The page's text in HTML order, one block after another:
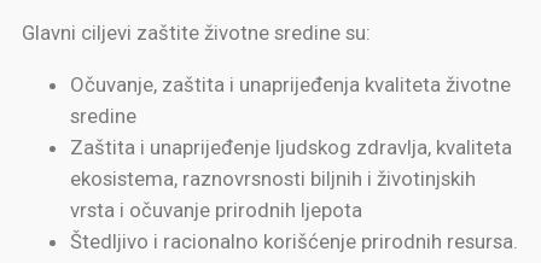
Glavni ciljevi zaštite životne sredine su:
Očuvanje, zaštita i unaprijeđenja kvaliteta životne
sredine
Zaštita i unaprijeđenje ljudskog zdravlja, kvaliteta
ekosistema, raznovrsnosti biljnih i životinjskih
vrsta i očuvanje prirodnih ljepota
Štedljivo i racionalno korišćenje prirodnih resursa.